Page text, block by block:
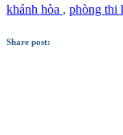
khánh hòa , phòng thi
Share post: